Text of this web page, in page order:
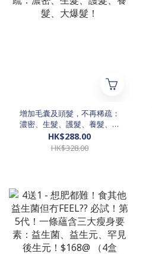
增加毛囊及頭髮，不再稀疏：
濃密、生髮、護髮、養髮、大
爆髮！
HK$288.00
HK$328.00